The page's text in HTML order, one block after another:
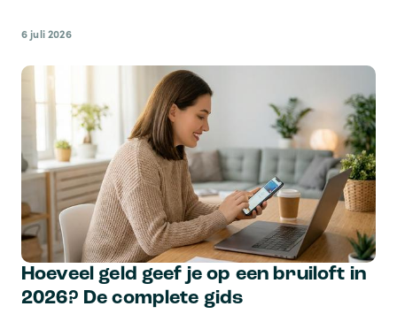
6 juli 2026
Hoeveel geld geef je op een bruiloft in
2026? De complete gids